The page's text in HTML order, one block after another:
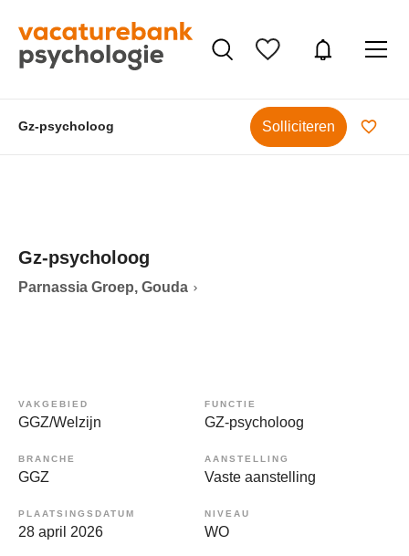
Gz-psycholoog Solliciteren
Gz-psycholoog
Parnassia Groep, Gouda
VAKGEBIED
GGZ/Welzijn
FUNCTIE
GZ-psycholoog
BRANCHE
GGZ
AANSTELLING
Vaste aanstelling
PLAATSINGSDATUM
28 april 2026
NIVEAU
WO